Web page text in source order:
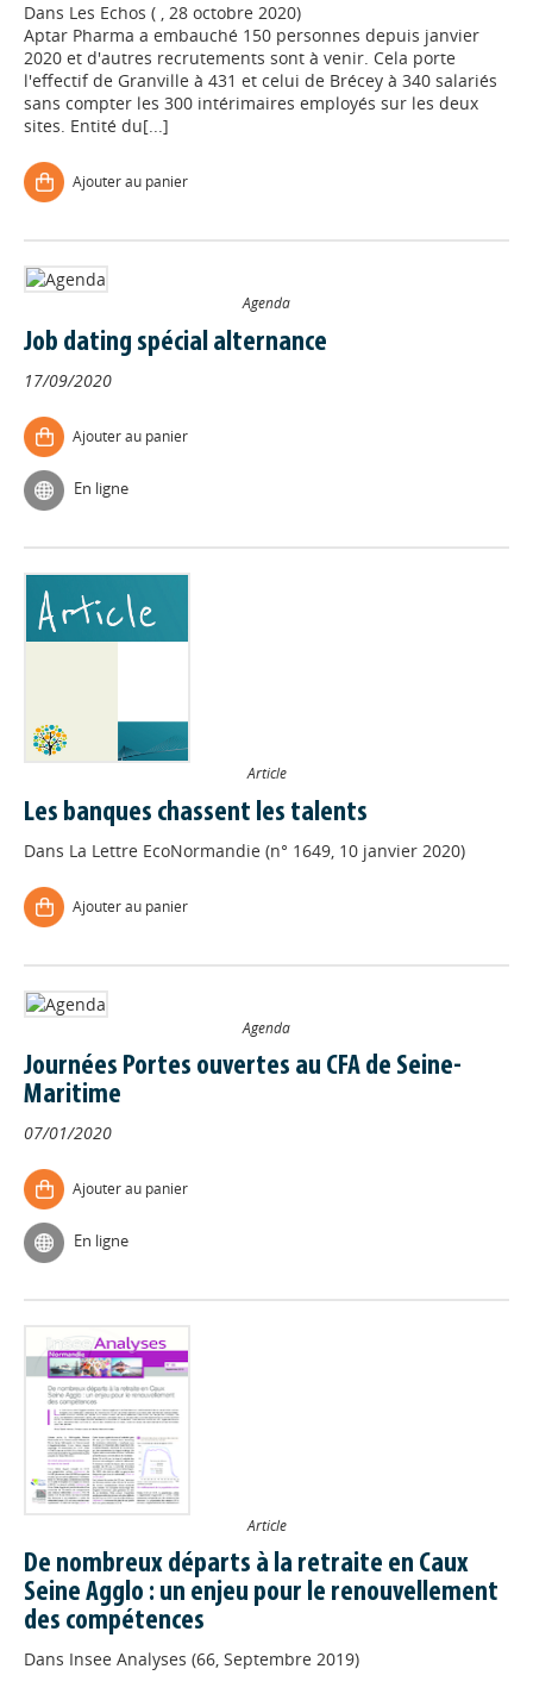
Dans Les Echos ( , 28 octobre 2020)
Aptar Pharma a embauché 150 personnes depuis janvier
2020 et d'autres recrutements sont à venir. Cela porte
l'effectif de Granville à 431 et celui de Brécey à 340 salariés
sans compter les 300 intérimaires employés sur les deux
sites. Entité du[...]
Ajouter au panier
Agenda
Job dating spécial alternance
17/09/2020
Ajouter au panier
En ligne
Article
Les banques chassent les talents
Dans La Lettre EcoNormandie (n° 1649, 10 janvier 2020)
Ajouter au panier
Agenda
Journées Portes ouvertes au CFA de Seine-
Maritime
07/01/2020
Ajouter au panier
En ligne
Article
De nombreux départs à la retraite en Caux
Seine Agglo : un enjeu pour le renouvellement
des compétences
Dans Insee Analyses (66, Septembre 2019)